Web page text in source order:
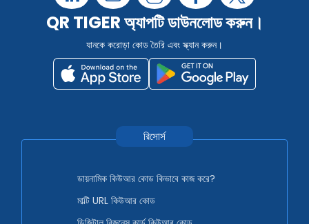
QR TIGER অ্যাপটি ডাউনলোড করুন।
যানকে করোড়া কোড তৈরি এবং স্ক্যান করুন।
রিসোর্স
ডায়নামিক কিউআর কোড কিভাবে কাজ করে?
মাল্টি URL কিউআর কোড